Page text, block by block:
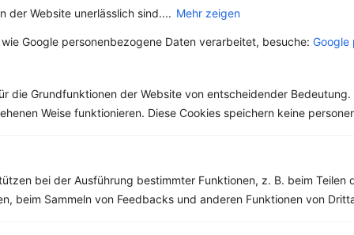
der Website unerlässlich sind.... Mehr zeigen
Google personenbezogene Daten verarbeitet, besuche: Google
die Grundfunktionen der Website von entscheidender Bedeutung.
Weise funktionieren. Diese Cookies speichern keine
bei der Ausführung bestimmter Funktionen, z. B. beim Teilen
beim Sammeln von Feedbacks und anderen Funktionen von
Kohlehydrate:59 g
Rezepte mit 300 bis 400 kcal
Rezepte
‹ ›
Gefüllte Champignons
Kalorien:372 kcal